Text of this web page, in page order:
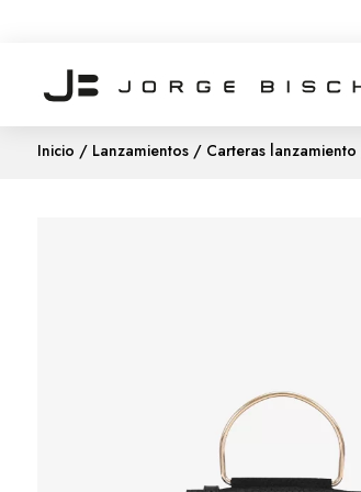
Inicio / Lanzamientos/ Carteras lanzamiento